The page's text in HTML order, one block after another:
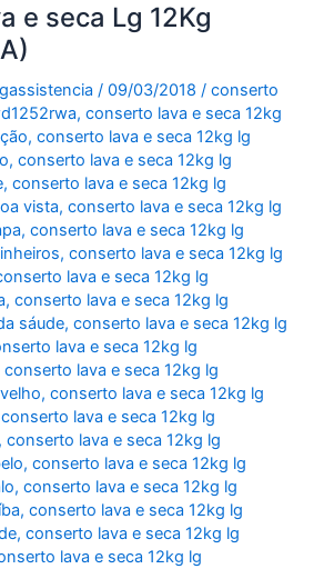
e seca Lg 12Kg
/09/03/2018 /conserto
,conserto lava e seca 12kg
,conserto lava e seca 12kg lg
,conserto lava e seca 12kg lg
,conserto lava e seca 12kg lg
vista,conserto lava e seca 12kg lg
,conserto lava e seca 12kg lg
,conserto lava e seca 12kg lg
lava e seca 12kg lg
,conserto lava e seca 12kg lg
sáude,conserto lava e seca 12kg lg
lava e seca 12kg lg
conserto lava e seca 12kg lg
,conserto lava e seca 12kg lg
conserto lava e seca 12kg lg
,conserto lava e seca 12kg lg
,conserto lava e seca 12kg lg
,conserto lava e seca 12kg lg
,conserto lava e seca 12kg lg
,conserto lava e seca 12kg lg
lava e seca 12kg lg